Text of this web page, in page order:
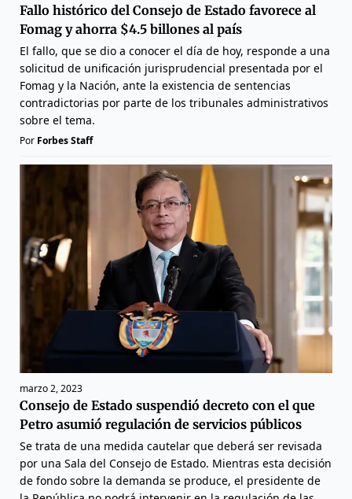
Fallo histórico del Consejo de Estado favorece al
Fomag y ahorra $4.5 billones al país
El fallo, que se dio a conocer el día de hoy, responde a una
solicitud de unificación jurisprudencial presentada por el
Fomag y la Nación, ante la existencia de sentencias
contradictorias por parte de los tribunales administrativos
sobre el tema.
Por Forbes Staff
marzo 2, 2023
Consejo de Estado suspendió decreto con el que
Petro asumió regulación de servicios públicos
Se trata de una medida cautelar que deberá ser revisada
por una Sala del Consejo de Estado. Mientras esta decisión
de fondo sobre la demanda se produce, el presidente de